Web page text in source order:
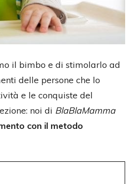
il bimbo e di stimolarlo ad
delle persone che lo
e le conquiste del
noi di BlaBlaMamma
con il metodo